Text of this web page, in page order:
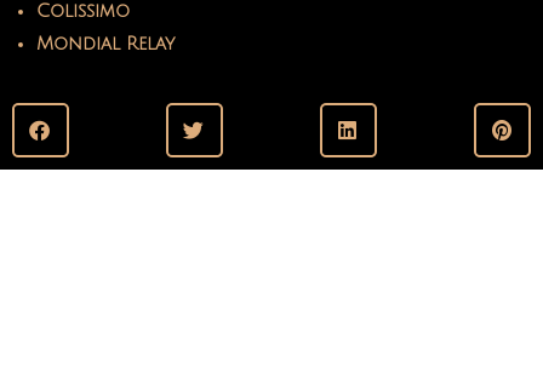
Colissimo
Mondial Relay